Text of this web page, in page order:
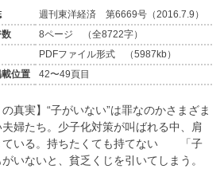
週刊東洋経済 第6669号（2016.7.9）
8ページ （全8722字）
PDFファイル形式 （5987kb）
位置
42〜49頁目
真実】“子がいない”は罪なのかさまざま
婦たち。少子化対策が叫ばれる中、肩
ている。持ちたくても持てない 「子
いないと、貧乏くじを引いてしまう。